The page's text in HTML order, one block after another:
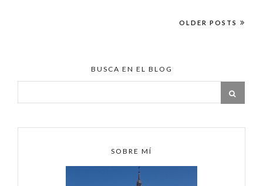
OLDER POSTS
BUSCA EN EL BLOG
SOBRE MÍ